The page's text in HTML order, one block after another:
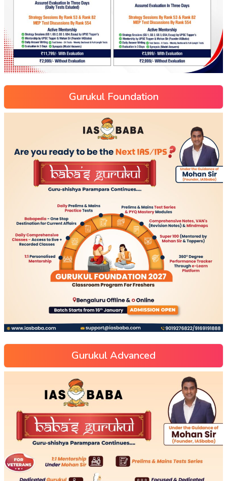
Gurukul Foundation
Gurukul Advanced